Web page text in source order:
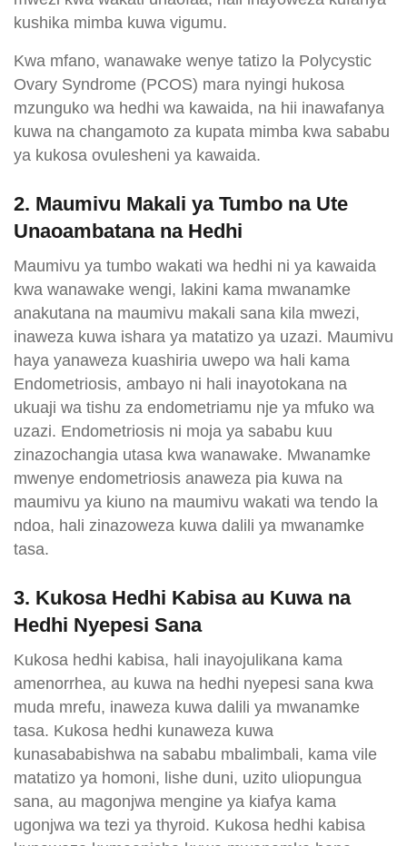
kushika mimba kuwa vigumu.
Kwa mfano, wanawake wenye tatizo la Polycystic
Ovary Syndrome (PCOS) mara nyingi hukosa
mzunguko wa hedhi wa kawaida, na hii inawafanya
kuwa na changamoto za kupata mimba kwa sababu
ya kukosa ovulesheni ya kawaida.
2. Maumivu Makali ya Tumbo na Ute
Unaoambatana na Hedhi
Maumivu ya tumbo wakati wa hedhi ni ya kawaida
kwa wanawake wengi, lakini kama mwanamke
anakutana na maumivu makali sana kila mwezi,
inaweza kuwa ishara ya matatizo ya uzazi. Maumivu
haya yanaweza kuashiria uwepo wa hali kama
Endometriosis, ambayo ni hali inayotokana na
ukuaji wa tishu za endometriamu nje ya mfuko wa
uzazi. Endometriosis ni moja ya sababu kuu
zinazochangia utasa kwa wanawake. Mwanamke
mwenye endometriosis anaweza pia kuwa na
maumivu ya kiuno na maumivu wakati wa tendo la
ndoa, hali zinazoweza kuwa dalili ya mwanamke
tasa.
3. Kukosa Hedhi Kabisa au Kuwa na
Hedhi Nyepesi Sana
Kukosa hedhi kabisa, hali inayojulikana kama
amenorrhea, au kuwa na hedhi nyepesi sana kwa
muda mrefu, inaweza kuwa dalili ya mwanamke
tasa. Kukosa hedhi kunaweza kuwa
kunasababishwa na sababu mbalimbali, kama vile
matatizo ya homoni, lishe duni, uzito uliopungua
sana, au magonjwa mengine ya kiafya kama
ugonjwa wa tezi ya thyroid. Kukosa hedhi kabisa